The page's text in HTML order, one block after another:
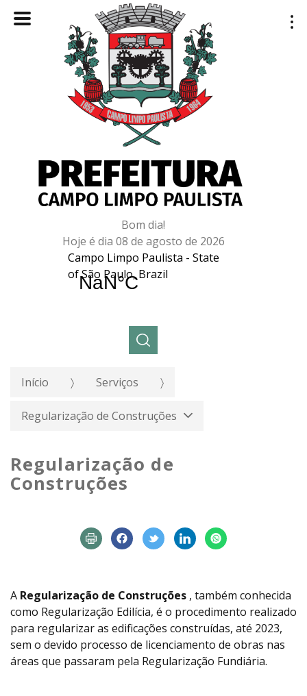
Bom dia!
Hoje é dia 08 de agosto de 2026
Campo Limpo Paulista - State
of São Paulo, Brazil
Início Serviços
Regularização de Construções
Regularização de
Construções
A Regularização de Construções , também conhecida
como Regularização Edilícia, é o procedimento realizado
para regularizar as edificações construídas, até 2023,
sem o devido processo de licenciamento de obras nas
áreas que passaram pela Regularização Fundiária.